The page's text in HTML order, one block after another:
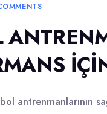
antrenmanlarının